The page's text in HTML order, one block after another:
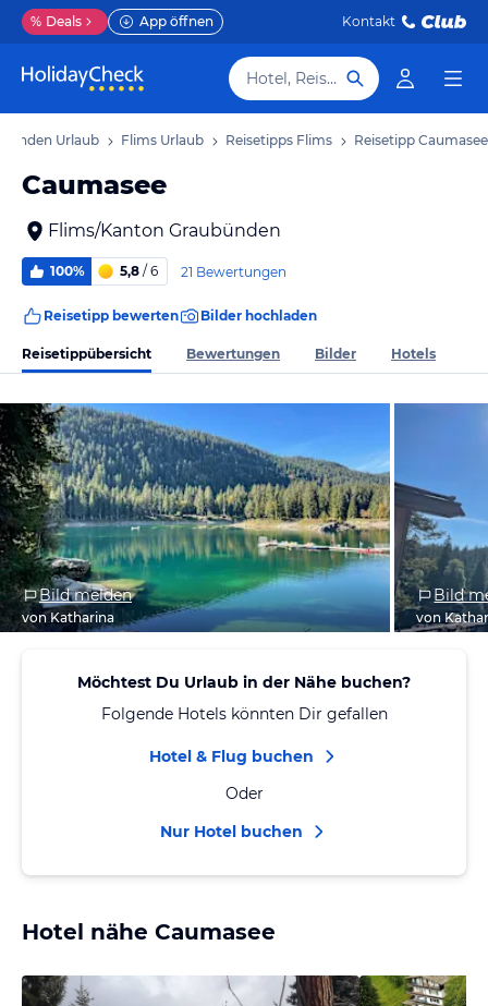
% Deals App öffnen Kontakt
Hotel, Reiseziel
Urlaub Flims Urlaub Reisetipps Flims Reisetipp Caumasee
Caumasee
Flims/Kanton Graubünden
100% 5,8 / 6 21 Bewertungen
Reisetipp bewerten Bilder hochladen
Reisetippübersicht Bewertungen Bilder Hotels
Bild melden
von Katharina
Bild
von
Möchtest Du Urlaub in der Nähe buchen?
Folgende Hotels könnten Dir gefallen
Hotel & Flug buchen
Oder
Nur Hotel buchen
Hotel nähe Caumasee